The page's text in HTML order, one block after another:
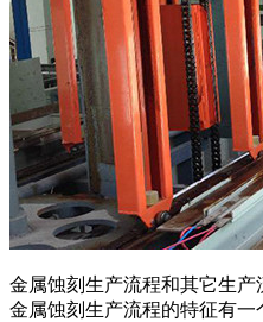
金属蚀刻生产流程和其它生
金属蚀刻生产流程的特征有